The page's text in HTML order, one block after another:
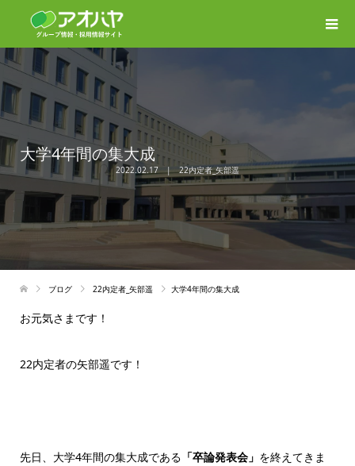
大学4年間の集大成
2022.02.17 22内定者_矢部遥
ブログ 22内定者_矢部遥 大学4年間の集大成
お元気さまです！
22内定者の矢部遥です！
先日、大学4年間の集大成である 「卒論発表会」 を終えてきま